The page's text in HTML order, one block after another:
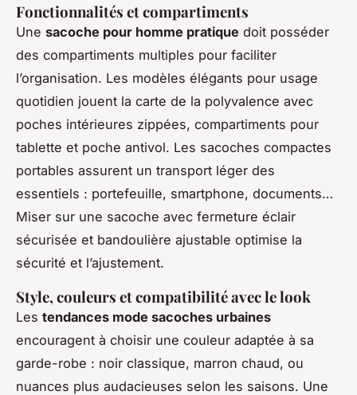
Fonctionnalités et compartiments
Une sacoche pour homme pratique doit posséder
des compartiments multiples pour faciliter
l’organisation. Les modèles élégants pour usage
quotidien jouent la carte de la polyvalence avec
poches intérieures zippées, compartiments pour
tablette et poche antivol. Les sacoches compactes
portables assurent un transport léger des
essentiels : portefeuille, smartphone, documents…
Miser sur une sacoche avec fermeture éclair
sécurisée et bandoulière ajustable optimise la
sécurité et l’ajustement.
Style, couleurs et compatibilité avec le look
Les tendances mode sacoches urbaines
encouragent à choisir une couleur adaptée à sa
garde-robe : noir classique, marron chaud, ou
nuances plus audacieuses selon les saisons. Une